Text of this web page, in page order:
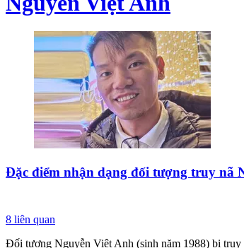
Đặc điểm nhận dạng đối tượng truy nã
8 liên quan
Đối tượng Nguyễn Việt Anh (sinh năm 1988) bị